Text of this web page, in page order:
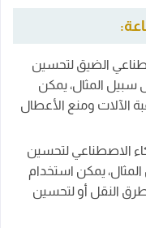
الضيق لتحسين
سبيل المثال، يمكن
الآلات ومنع الأعطال
الاصطناعي لتحسين
يمكن استخدام
النقل أو لتحسين